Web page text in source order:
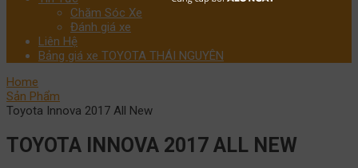
Chăm Sóc Xe
Đánh giá xe
Liên Hệ
Bảng giá xe TOYOTA THÁI NGUYÊN
Home
Sản Phẩm
Toyota Innova 2017 All New
TOYOTA INNOVA 2017 ALL NEW